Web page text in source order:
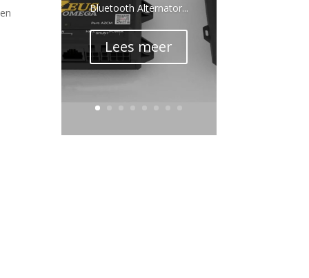
Bluetooth Alternator...
Lees meer